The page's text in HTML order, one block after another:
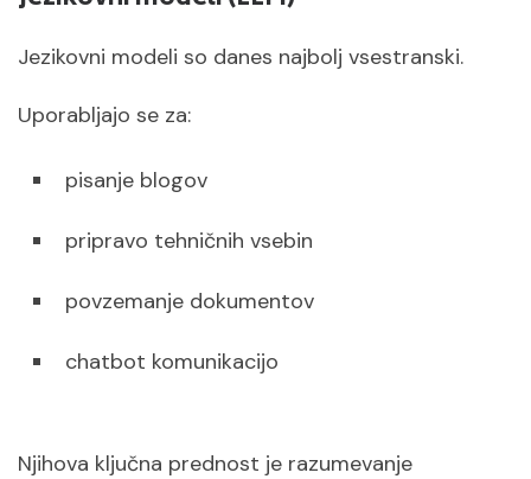
Jezikovni modeli so danes najbolj vsestranski.
Uporabljajo se za:
pisanje blogov
pripravo tehničnih vsebin
povzemanje dokumentov
chatbot komunikacijo
Njihova ključna prednost je razumevanje